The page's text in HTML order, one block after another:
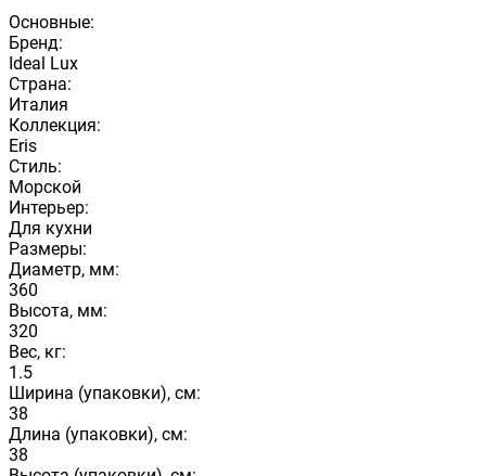
Основные:
Бренд:
Ideal Lux
Страна:
Италия
Коллекция:
Eris
Стиль:
Морской
Интерьер:
Для кухни
Размеры:
Диаметр, мм:
360
Высота, мм:
320
Вес, кг:
1.5
Ширина (упаковки), см:
38
Длина (упаковки), см:
38